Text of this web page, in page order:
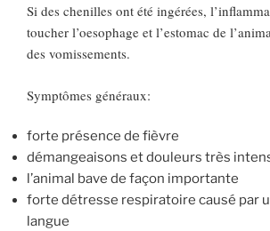
Si des chenilles ont été ingérées,
toucher l’oesophage et l’estomac de
des vomissements.
Symptômes généraux:
forte présence de fièvre
démangeaisons et douleurs très
l’animal bave de façon importante
forte détresse respiratoire causé par
langue